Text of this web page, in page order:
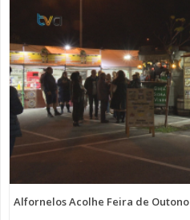
Alfornelos Acolhe Feira de Outono